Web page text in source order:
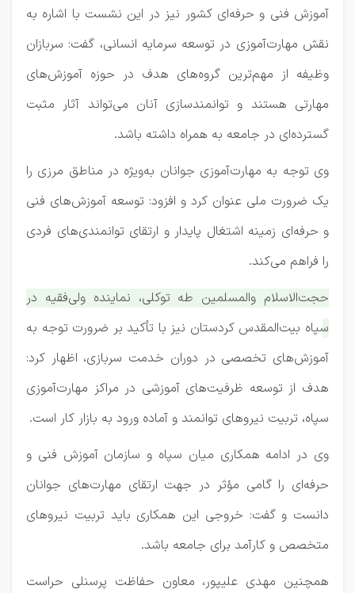
آموزش فنی و حرفه‌ای کشور نیز در این نشست با اشاره به
نقش مهارت‌آموزی در توسعه سرمایه انسانی، گفت: سربازان
وظیفه از مهم‌ترین گروه‌های هدف در حوزه آموزش‌های
مهارتی هستند و توانمندسازی آنان می‌تواند آثار مثبت
گسترده‌ای در جامعه به همراه داشته باشد.
وی توجه به مهارت‌آموزی جوانان به‌ویژه در مناطق مرزی را
یک ضرورت ملی عنوان کرد و افزود: توسعه آموزش‌های فنی
و حرفه‌ای زمینه اشتغال پایدار و ارتقای توانمندی‌های فردی
را فراهم می‌کند.
حجت‌الاسلام والمسلمین طه توکلی، نماینده ولی‌فقیه در
سپاه بیت‌المقدس کردستان نیز با تأکید بر ضرورت توجه به
آموزش‌های تخصصی در دوران خدمت سربازی، اظهار کرد:
هدف از توسعه ظرفیت‌های آموزشی در مراکز مهارت‌آموزی
سپاه، تربیت نیروهای توانمند و آماده ورود به بازار کار است.
وی در ادامه همکاری میان سپاه و سازمان آموزش فنی و
حرفه‌ای را گامی مؤثر در جهت ارتقای مهارت‌های جوانان
دانست و گفت: خروجی این همکاری باید تربیت نیروهای
متخصص و کارآمد برای جامعه باشد.
همچنین مهدی علیپور، معاون حفاظت پرسنلی حراست